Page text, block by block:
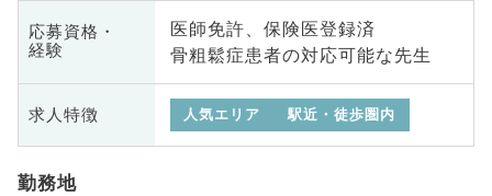
応募資格・
経験
医師免許、保険医登録済
骨粗鬆症患者の対応可能な先生
求人特徴 人気エリア 駅近・徒歩圏内
勤務地